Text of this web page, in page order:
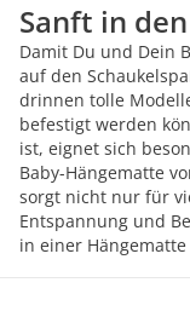
Sanft in
Damit Du und Dein
auf den
drinnen tolle
befestigt werden
ist, eignet sich
Baby-Hängematte
sorgt nicht nur für
Entspannung und
in einer